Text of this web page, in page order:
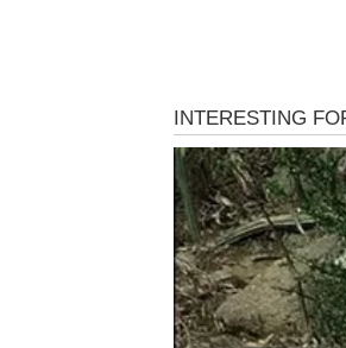
povezanosti. Strasti
Poruka za Ovna:
Lav –
Za znakLavdolazi